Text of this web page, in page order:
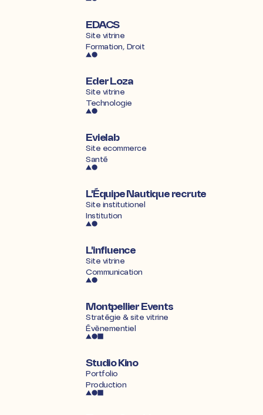
EDACS
Site vitrine
Formation, Droit
Eder Loza
Site vitrine
Technologie
Evielab
Site ecommerce
Santé
L'Équipe Nautique recrute
Site institutionel
Institution
L'influence
Site vitrine
Communication
Montpellier Events
Stratégie & site vitrine
Évènementiel
Studio Kino
Portfolio
Production